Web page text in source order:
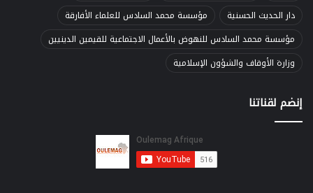
دار الحديث الحسنية
مؤسسة محمد السادس للعلماء الأفارقة
مؤسسة محمد السادس للنهوض بالأعمال الاجتماعية للقيمين الدينيين
وزارة الأوقاف والشؤون الإسلامية
إنضم لقناتنا